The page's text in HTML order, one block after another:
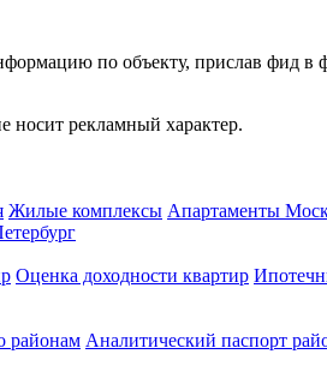
по объекту, прислав фид
носит рекламный характер.
Жилые комплексы Апартаменты
Оценка доходности квартир
районам Аналитический паспорт